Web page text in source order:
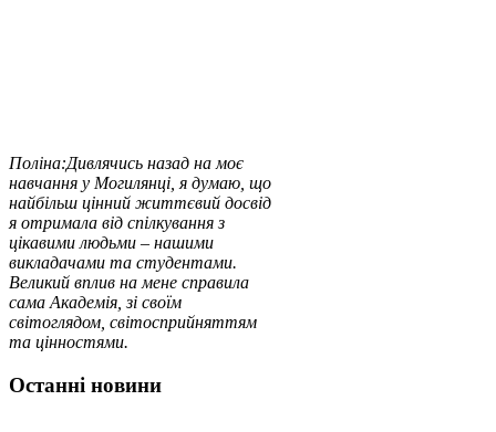
Поліна:Дивлячись назад на моє
навчання у Могилянці, я думаю, що
найбільш цінний життєвий досвід
я отримала від спілкування з
цікавими людьми – нашими
викладачами та студентами.
Великий вплив на мене справила
сама Академія, зі своїм
світоглядом, світосприйняттям
та цінностями.
Останні новини